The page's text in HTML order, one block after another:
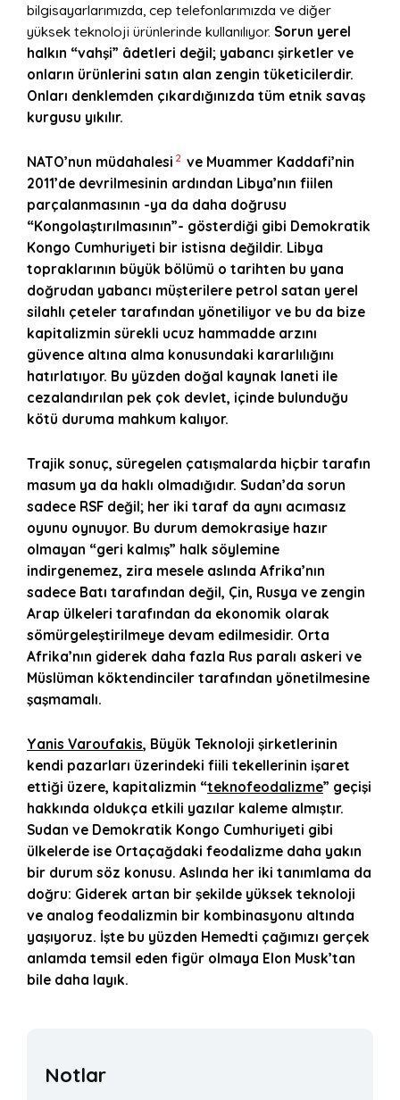
bilgisayarlarımızda, cep telefonlarımızda ve diğer
yüksek teknoloji ürünlerinde kullanılıyor. Sorun yerel
halkın “vahşi” âdetleri değil; yabancı şirketler ve
onların ürünlerini satın alan zengin tüketicilerdir.
Onları denklemden çıkardığınızda tüm etnik savaş
kurgusu yıkılır.
NATO’nun müdahalesi 2 ve Muammer Kaddafi’nin
2011’de devrilmesinin ardından Libya’nın fiilen
parçalanmasının -ya da daha doğrusu
“Kongolaştırılmasının”- gösterdiği gibi Demokratik
Kongo Cumhuriyeti bir istisna değildir. Libya
topraklarının büyük bölümü o tarihten bu yana
doğrudan yabancı müşterilere petrol satan yerel
silahlı çeteler tarafından yönetiliyor ve bu da bize
kapitalizmin sürekli ucuz hammadde arzını
güvence altına alma konusundaki kararlılığını
hatırlatıyor. Bu yüzden doğal kaynak laneti ile
cezalandırılan pek çok devlet, içinde bulunduğu
kötü duruma mahkum kalıyor.
Trajik sonuç, süregelen çatışmalarda hiçbir tarafın
masum ya da haklı olmadığıdır. Sudan’da sorun
sadece RSF değil; her iki taraf da aynı acımasız
oyunu oynuyor. Bu durum demokrasiye hazır
olmayan “geri kalmış” halk söylemine
indirgenemez, zira mesele aslında Afrika’nın
sadece Batı tarafından değil, Çin, Rusya ve zengin
Arap ülkeleri tarafından da ekonomik olarak
sömürgeleştirilmeye devam edilmesidir. Orta
Afrika’nın giderek daha fazla Rus paralı askeri ve
Müslüman köktendinciler tarafından yönetilmesine
şaşmamalı.
Yanis Varoufakis, Büyük Teknoloji şirketlerinin
kendi pazarları üzerindeki fiili tekellerinin işaret
ettiği üzere, kapitalizmin “teknofeodalizme” geçişi
hakkında oldukça etkili yazılar kaleme almıştır.
Sudan ve Demokratik Kongo Cumhuriyeti gibi
ülkelerde ise Ortaçağdaki feodalizme daha yakın
bir durum söz konusu. Aslında her iki tanımlama da
doğru: Giderek artan bir şekilde yüksek teknoloji
ve analog feodalizmin bir kombinasyonu altında
yaşıyoruz. İşte bu yüzden Hemedti çağımızı gerçek
anlamda temsil eden figür olmaya Elon Musk’tan
bile daha layık.
Notlar